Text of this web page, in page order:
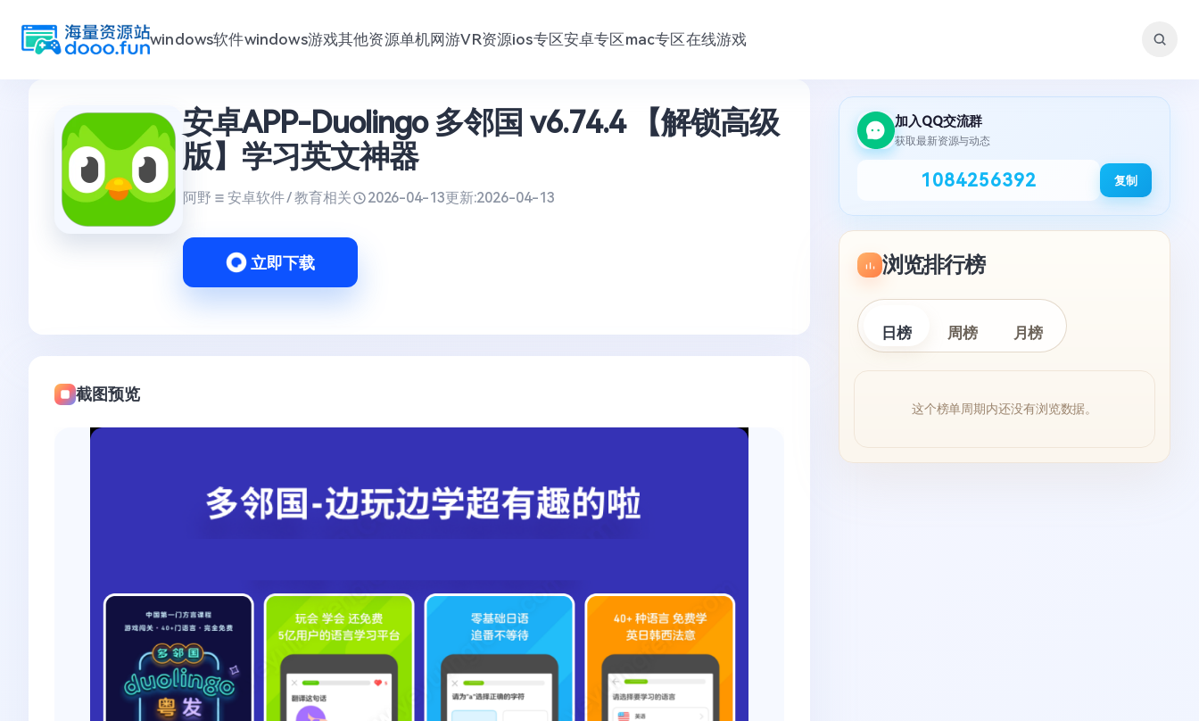
windows软件windows游戏其他资源单机网游VR资源ios专区安卓专区mac专区在线游戏
安卓APP-Duolingo 多邻国 v6.74.4 【解锁高级
版】学习英文神器
阿野 安卓软件 / 教育相关 2026-04-13更新:2026-04-13
立即下载
截图预览
加入QQ交流群
获取最新资源与动态
1084256392 复制
浏览排行榜
日榜 周榜 月榜
这个榜单周期内还没有浏览数据。